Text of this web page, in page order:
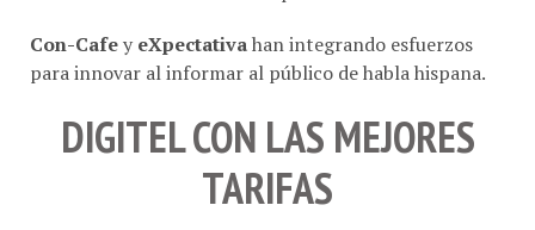
Con-Cafey eXpectativa han integrando esfuerzos
para innovar al informar al público de habla hispana.
DIGITEL CON LAS MEJORES
TARIFAS